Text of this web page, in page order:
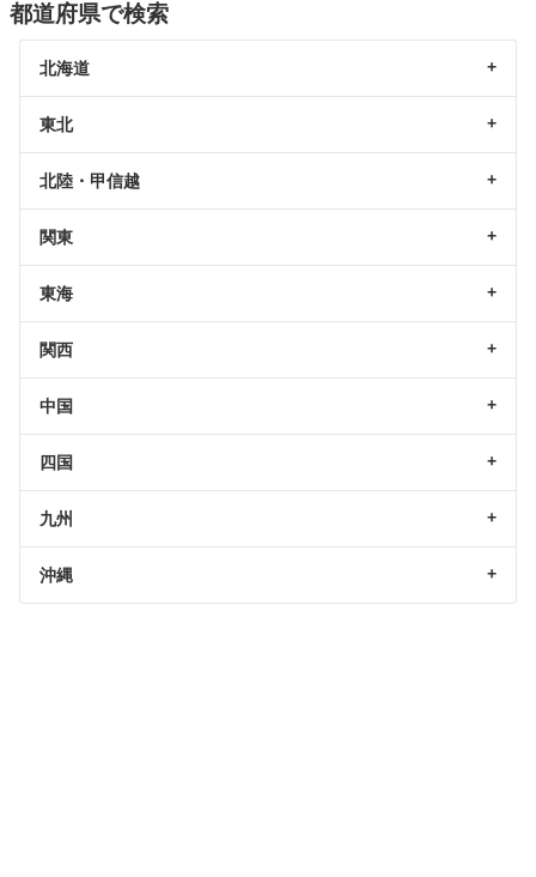
都道府県で検索
北海道
東北
北陸・甲信越
関東
東海
関西
中国
四国
九州
沖縄